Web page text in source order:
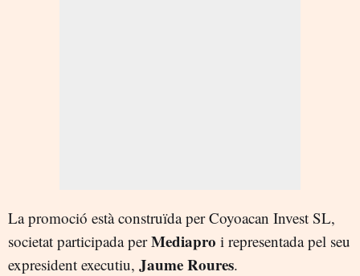
La promoció està construïda per Coyoacan Invest SL,
societat participada perMediapro i representada pel seu
expresident executiu, Jaume Roures.